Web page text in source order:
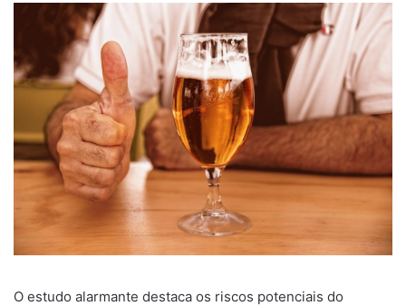
O estudo alarmante destaca os riscos potenciais do